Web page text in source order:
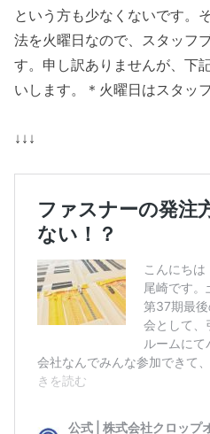
という方も少なくないです。
法を火曜日なので、スタッフ
す。申し訳ありませんが、下
いします。＊火曜日はスタッ
↓↓↓